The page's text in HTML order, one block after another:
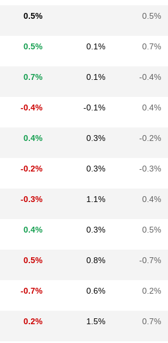
0.5% 0.5%
0.5% 0.1% 0.7%
0.7% 0.1% -0.4%
-0.4% -0.1% 0.4%
0.4% 0.3% -0.2%
-0.2% 0.3% -0.3%
-0.3% 1.1% 0.4%
0.4% 0.3% 0.5%
0.5% 0.8% -0.7%
-0.7% 0.6% 0.2%
0.2% 1.5% 0.7%